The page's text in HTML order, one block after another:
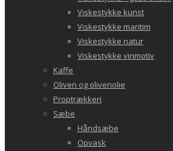
Viskestykke kunst
Viskestykke maritim
Viskestykke natur
Viskestykke vinmotiv
Kaffe
Oliven og olivenolie
Proptrækkeri
Sæbe
Håndsæbe
Opvask